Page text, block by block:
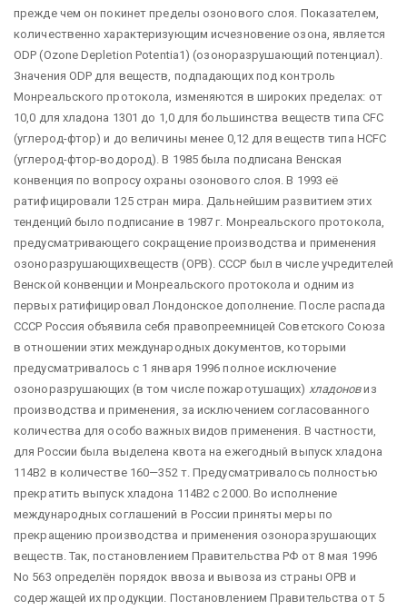
прежде чем он покинет пределы озонового слоя. Показателем,
количественно характеризующим исчезновение озона, является
ОDP (Оzone Dерlеtiоn Роtеntiа1) (озоноразрушающий потенциал).
Значения ОDP для веществ, подпадающих под контроль
Монреальского протокола, изменяются в широких пределах: от
10,0 для хладона 1301 до 1,0 для большинства веществ типа СFС
(углерод-фтор) и до величины менее 0,12 для веществ типа НСFС
(углерод-фтор-водород). В 1985 была подписана Венская
конвенция по вопросу охраны озонового слоя. В 1993 её
ратифицировали 125 стран мира. Дальнейшим развитием этих
тенденций было подписание в 1987 г. Монреальского протокола,
предусматривающего сокращение производства и применения
озоноразрушающихвеществ (ОРВ). СССР был в числе учредителей
Венской конвенции и Монреальского протокола и одним из
первых ратифицировал Лондонское дополнение. После распада
СССР Россия объявила себя правопреемницей Советского Союза
в отношении этих международных документов, которыми
предусматривалось с 1 января 1996 полное исключение
озоноразрушающих (в том числе пожаротушащих) хладоновиз
производства и применения, за исключением согласованного
количества для особо важных видов применения. В частности,
для России была выделена квота на ежегодный выпуск хладона
114В2 в количестве 160—352 т. Предусматривалось полностью
прекратить выпуск хладона 114В2 с 2000. Во исполнение
международных соглашений в России приняты меры по
прекращению производства и применения озоноразрушающих
веществ. Так, постановлением Правительства РФ от 8 мая 1996
No 563 определён порядок ввоза и вывоза из страны ОРВ и
содержащей их продукции. Постановлением Правительства от 5